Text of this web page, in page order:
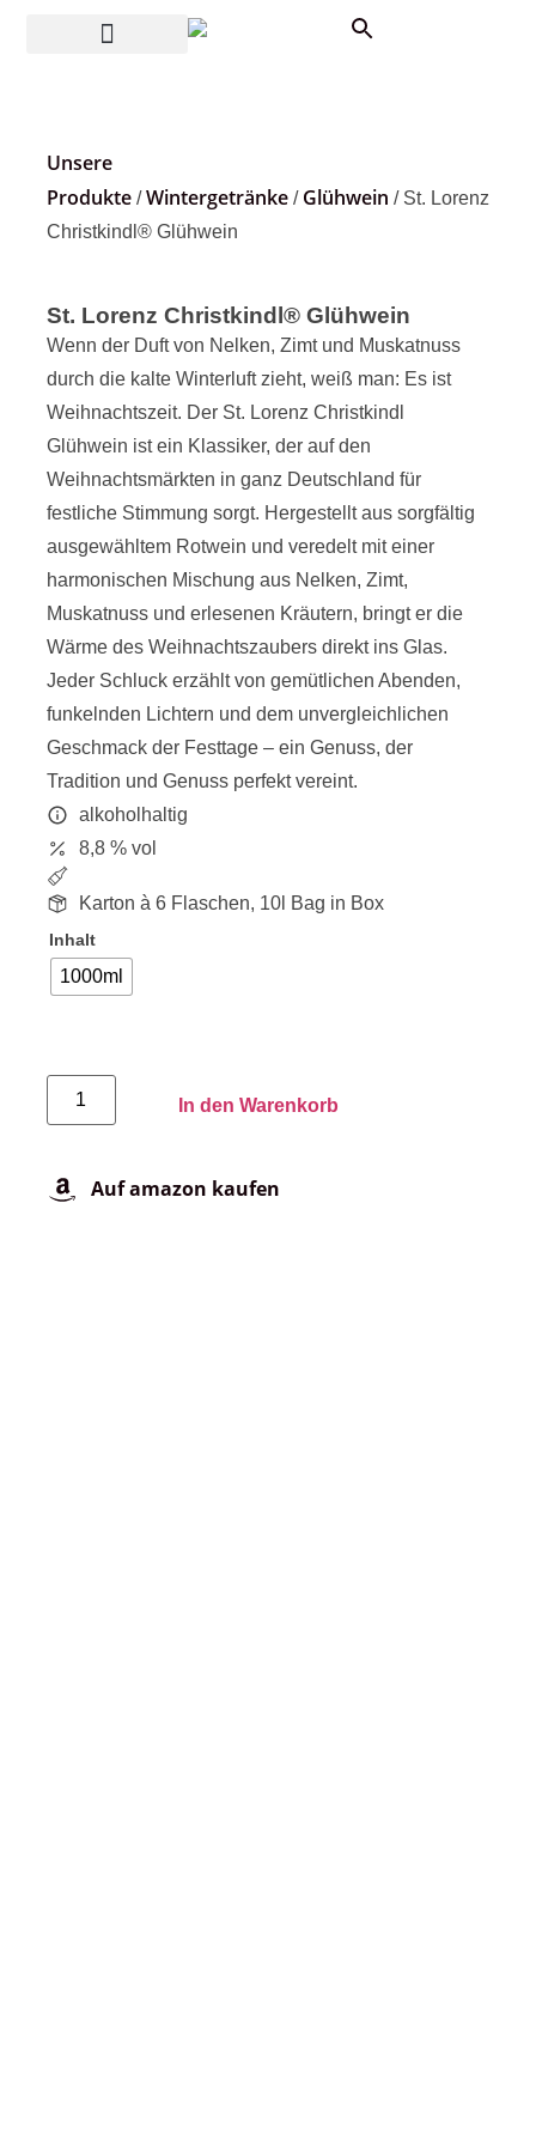
Unsere
Produkte/Wintergetränke/ Glühwein / St. Lorenz
Christkindl® Glühwein
St. Lorenz Christkindl® Glühwein
Wenn der Duft von Nelken, Zimt und Muskatnuss
durch die kalte Winterluft zieht, weiß man: Es ist
Weihnachtszeit. Der St. Lorenz Christkindl
Glühwein ist ein Klassiker, der auf den
Weihnachtsmärkten in ganz Deutschland für
festliche Stimmung sorgt. Hergestellt aus sorgfältig
ausgewähltem Rotwein und veredelt mit einer
harmonischen Mischung aus Nelken, Zimt,
Muskatnuss und erlesenen Kräutern, bringt er die
Wärme des Weihnachtszaubers direkt ins Glas.
Jeder Schluck erzählt von gemütlichen Abenden,
funkelnden Lichtern und dem unvergleichlichen
Geschmack der Festtage – ein Genuss, der
Tradition und Genuss perfekt vereint.
alkoholhaltig
8,8 % vol
Karton à 6 Flaschen, 10l Bag in Box
Inhalt
1000ml
In den Warenkorb
Auf amazon kaufen